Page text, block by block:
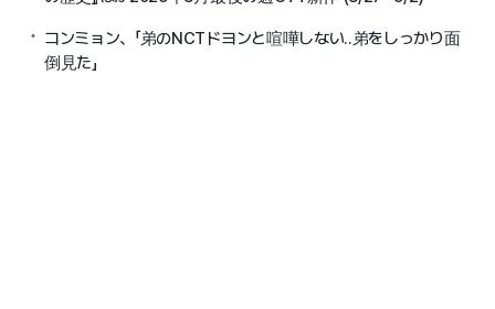
コンミョン、「弟のNCTドヨンと喧嘩しない..弟をしっかり面
倒見た」